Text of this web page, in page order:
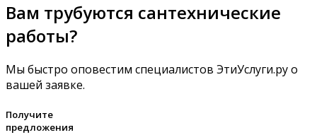
Вам трубуются сантехнические
работы?
Мы быстро оповестим специалистов ЭтиУслуги.ру о
вашей заявке.
Получите
предложения